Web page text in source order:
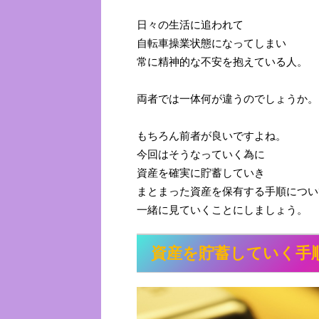
日々の生活に追われて
自転車操業状態になってしまい
常に精神的な不安を抱えている人。
両者では一体何が違うのでしょうか。
もちろん前者が良いですよね。
今回はそうなっていく為に
資産を確実に貯蓄していき
まとまった資産を保有する手順につ
一緒に見ていくことにしましょう。
資産を貯蓄していく手